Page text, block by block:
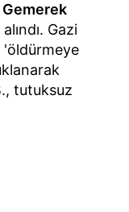
Gemerek
Gazi
'öldürmeye
tutuksuz